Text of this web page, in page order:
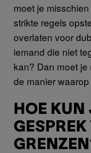
moet je
strikte regels
overlaten voor
iemand die niet
kan? Dan moet
de manier
HOE KUN
GESPREK